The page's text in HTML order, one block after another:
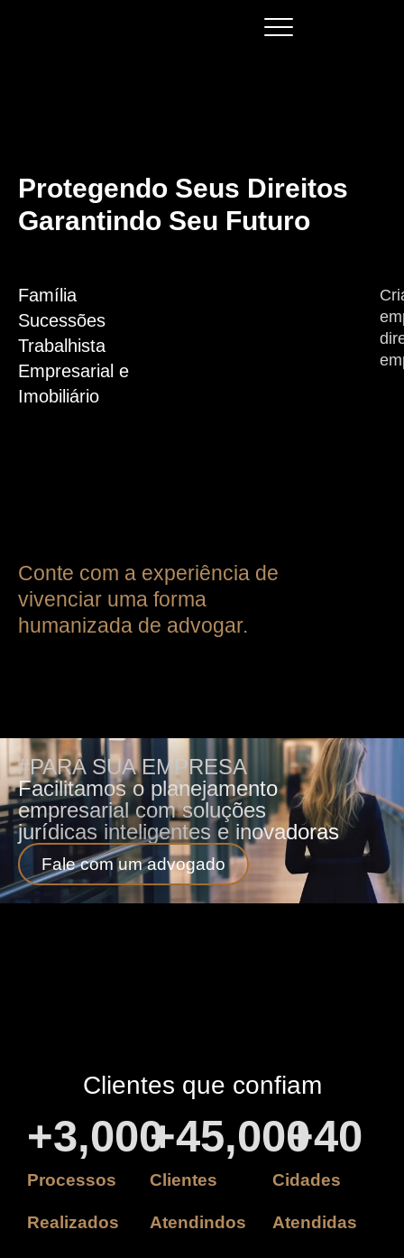
Protegendo Seus Direitos
Garantindo Seu Futuro
Família
Sucessões
Trabalhista
Empresarial e
Imobiliário
Conte com a experiência de
vivenciar uma forma
humanizada de advogar.
#PARA SUA EMPRESA
Facilitamos o planejamento
empresarial com soluções
jurídicas inteligentes e inovadoras
Fale com um advogado
Clientes que confiam
Processos
Realizados
+3,000
Clientes
Atendindos
+45,000
Cidades
Atendidas
+40